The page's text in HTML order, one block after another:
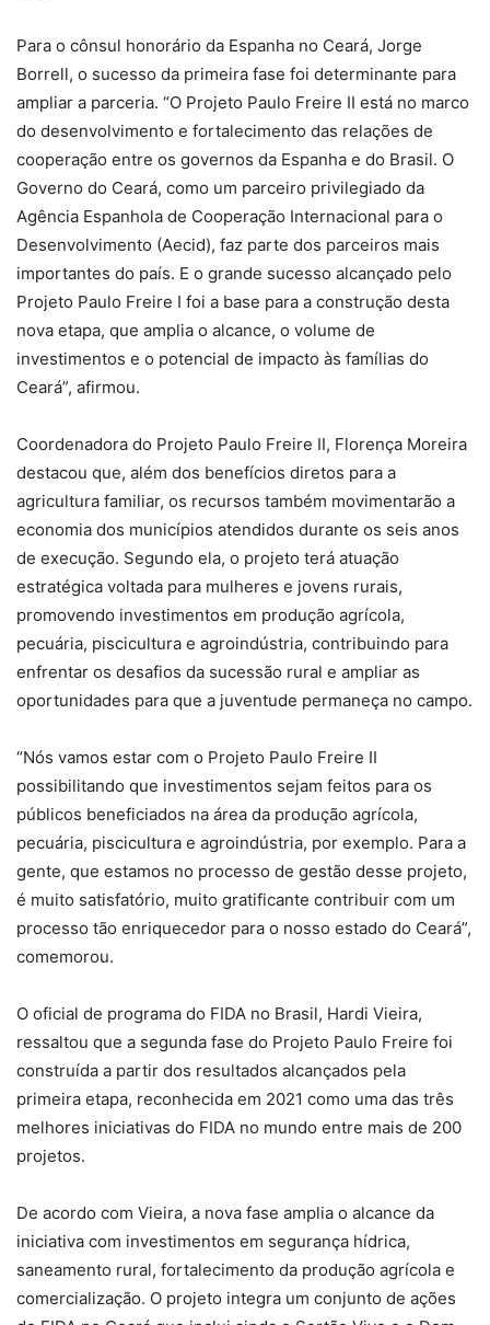
Para o cônsul honorário da Espanha no Ceará, Jorge
Borrell, o sucesso da primeira fase foi determinante para
ampliar a parceria. “O Projeto Paulo Freire II está no marco
do desenvolvimento e fortalecimento das relações de
cooperação entre os governos da Espanha e do Brasil. O
Governo do Ceará, como um parceiro privilegiado da
Agência Espanhola de Cooperação Internacional para o
Desenvolvimento (Aecid), faz parte dos parceiros mais
importantes do país. E o grande sucesso alcançado pelo
Projeto Paulo Freire I foi a base para a construção desta
nova etapa, que amplia o alcance, o volume de
investimentos e o potencial de impacto às famílias do
Ceará”, afirmou.
Coordenadora do Projeto Paulo Freire II, Florença Moreira
destacou que, além dos benefícios diretos para a
agricultura familiar, os recursos também movimentarão a
economia dos municípios atendidos durante os seis anos
de execução. Segundo ela, o projeto terá atuação
estratégica voltada para mulheres e jovens rurais,
promovendo investimentos em produção agrícola,
pecuária, piscicultura e agroindústria, contribuindo para
enfrentar os desafios da sucessão rural e ampliar as
oportunidades para que a juventude permaneça no campo.
“Nós vamos estar com o Projeto Paulo Freire II
possibilitando que investimentos sejam feitos para os
públicos beneficiados na área da produção agrícola,
pecuária, piscicultura e agroindústria, por exemplo. Para a
gente, que estamos no processo de gestão desse projeto,
é muito satisfatório, muito gratificante contribuir com um
processo tão enriquecedor para o nosso estado do Ceará”,
comemorou.
O oficial de programa do FIDA no Brasil, Hardi Vieira,
ressaltou que a segunda fase do Projeto Paulo Freire foi
construída a partir dos resultados alcançados pela
primeira etapa, reconhecida em 2021 como uma das três
melhores iniciativas do FIDA no mundo entre mais de 200
projetos.
De acordo com Vieira, a nova fase amplia o alcance da
iniciativa com investimentos em segurança hídrica,
saneamento rural, fortalecimento da produção agrícola e
comercialização. O projeto integra um conjunto de ações